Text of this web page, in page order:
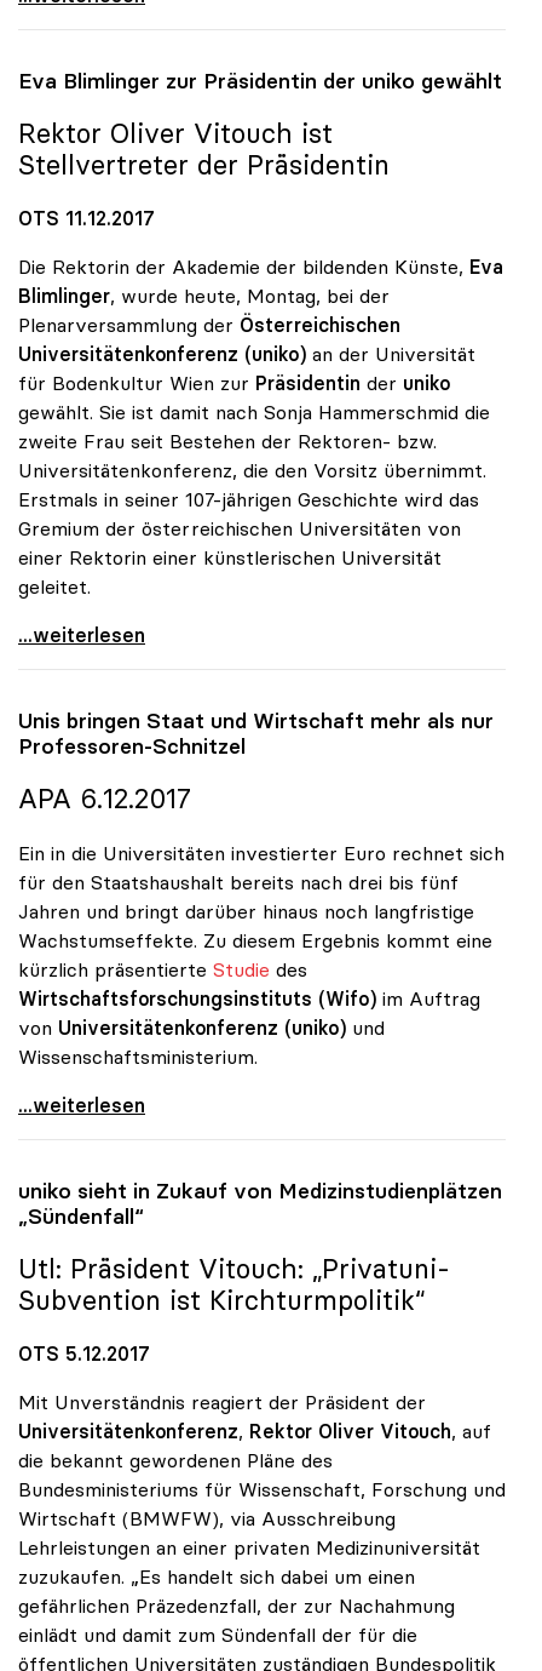
Eva Blimlinger zur Präsidentin der uniko gewählt
Rektor Oliver Vitouch ist
Stellvertreter der Präsidentin
OTS 11.12.2017
Die Rektorin der Akademie der bildenden Künste, Eva
Blimlinger, wurde heute, Montag, bei der
Plenarversammlung der Österreichischen
Universitätenkonferenz (uniko) an der Universität
für Bodenkultur Wien zur Präsidentin der uniko
gewählt. Sie ist damit nach Sonja Hammerschmid die
zweite Frau seit Bestehen der Rektoren- bzw.
Universitätenkonferenz, die den Vorsitz übernimmt.
Erstmals in seiner 107-jährigen Geschichte wird das
Gremium der österreichischen Universitäten von
einer Rektorin einer künstlerischen Universität
geleitet.
Eva Blimlinger zur Präsidentin der uniko gewählt
...weiterlesen
Unis bringen Staat und Wirtschaft mehr als nur
Professoren-Schnitzel
APA 6.12.2017
Ein in die Universitäten investierter Euro rechnet sich
für den Staatshaushalt bereits nach drei bis fünf
Jahren und bringt darüber hinaus noch langfristige
Wachstumseffekte. Zu diesem Ergebnis kommt eine
kürzlich präsentierte Studie des
Wirtschaftsforschungsinstituts (Wifo) im Auftrag
von Universitätenkonferenz (uniko) und
Wissenschaftsministerium.
Unis bringen Staat und Wirtschaft mehr als nur
...weiterlesen
uniko sieht in Zukauf von Medizinstudienplätzen
„Sündenfall“
Utl: Präsident Vitouch: „Privatuni-
Subvention ist Kirchturmpolitik“
OTS 5.12.2017
Mit Unverständnis reagiert der Präsident der
Universitätenkonferenz, Rektor Oliver Vitouch, auf
die bekannt gewordenen Pläne des
Bundesministeriums für Wissenschaft, Forschung und
Wirtschaft (BMWFW), via Ausschreibung
Lehrleistungen an einer privaten Medizinuniversität
zuzukaufen. „Es handelt sich dabei um einen
gefährlichen Präzedenzfall, der zur Nachahmung
einlädt und damit zum Sündenfall der für die
öffentlichen Universitäten zuständigen Bundespolitik